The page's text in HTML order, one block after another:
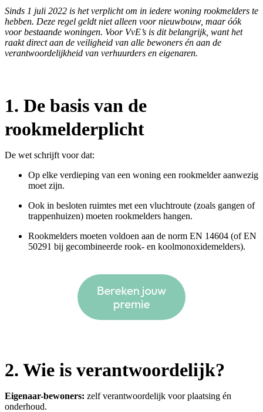
Sinds 1 juli 2022 is het verplicht om in iedere woning rookmelders te
hebben. Deze regel geldt niet alleen voor nieuwbouw, maar óók
voor bestaande woningen. Voor VvE’s is dit belangrijk, want het
raakt direct aan de veiligheid van alle bewoners én aan de
verantwoordelijkheid van verhuurders en eigenaren.
1. De basis van de
rookmelderplicht
De wet schrijft voor dat:
Op elke verdieping van een woning een rookmelder aanwezig
moet zijn.
Ook in besloten ruimtes met een vluchtroute (zoals gangen of
trappenhuizen) moeten rookmelders hangen.
Rookmelders moeten voldoen aan de norm EN 14604 (of EN
50291 bij gecombineerde rook- en koolmonoxidemelders).
2. Wie is verantwoordelijk?
Eigenaar-bewoners: zelf verantwoordelijk voor plaatsing én
onderhoud.